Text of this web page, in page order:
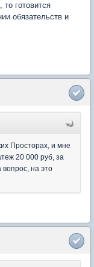
то готовится
обязательств и
Просторах, и мне
20 000 руб, за
на это